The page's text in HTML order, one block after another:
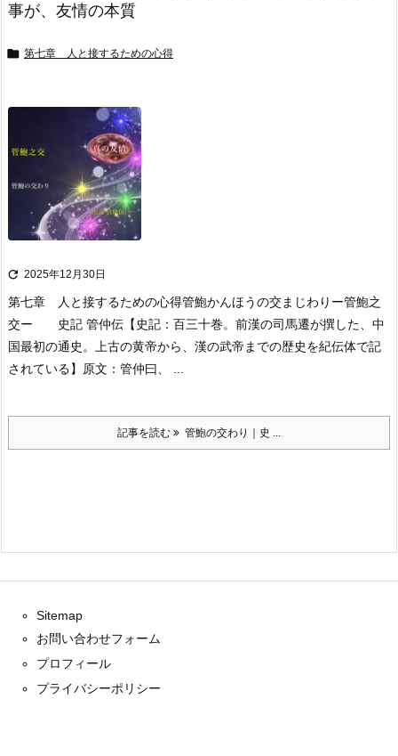
事が、友情の本質
 第七章 人と接するための心得
 2025年12月30日
第七章 人と接するための心得管鮑かんほうの交まじわり ー管鮑之
交ー 史記 管仲伝 【史記：百三十巻。前漢の司馬遷が撰した、中
国最初の通史。上古の黄帝から、漢の武帝までの歴史を紀伝体で記
されている】
原文： 管仲曰、 ...
記事を読む 管鮑の交わり｜史 ...
Sitemap
お問い合わせフォーム
プロフィール
プライバシーポリシー